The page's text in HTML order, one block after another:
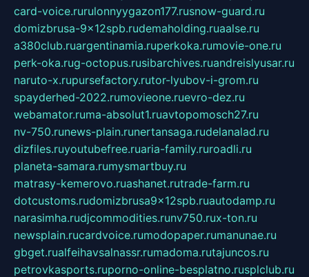
card-voice.rurulonnyygazon177.rusnow-guard.ru
domizbrusa-9x12spb.rudemaholding.ruaalse.ru
a380club.ruargentinamia.ruperkoka.rumovie-one.ru
perk-oka.rug-octopus.rusibarchives.ruandreislyusar.ru
naruto-x.rupursefactory.rutor-lyubov-i-grom.ru
spayderhed-2022.rumovieone.ruevro-dez.ru
webamator.ruma-absolut1.ruavtopomosch27.ru
nv-750.runews-plain.runertansaga.rudelanalad.ru
dizfiles.ruyoutubefree.ruaria-family.ruroadli.ru
planeta-samara.rumysmartbuy.ru
matrasy-kemerovo.ruashanet.rutrade-farm.ru
dotcustoms.rudomizbrusa9x12spb.ruautodamp.ru
narasimha.rudjcommodities.runv750.rux-ton.ru
newsplain.rucardvoice.rumodopaper.rumanunae.ru
gbget.rualfeihavsalnassr.rumadoma.rutajuncos.ru
petrovkasports.ruporno-online-besplatno.rusplclub.ru